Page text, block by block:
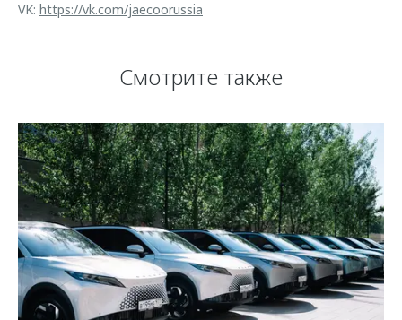
VK: https://vk.com/jaecoorussia
Смотрите также